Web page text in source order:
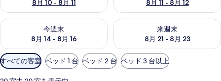
8月 10 - 8月 11
8月 11 - 8月 12
今週末
8月 14 - 8月 16
今週末 8月 14 - 8月 16 の空室状況をチェック
来週末
8月 21 - 8月 23
来週末 8月 21 - 8月 23 の空室
利
用
すべての客室 ベッド 1 台 ベッド 2 台 ベッド 3 台以上